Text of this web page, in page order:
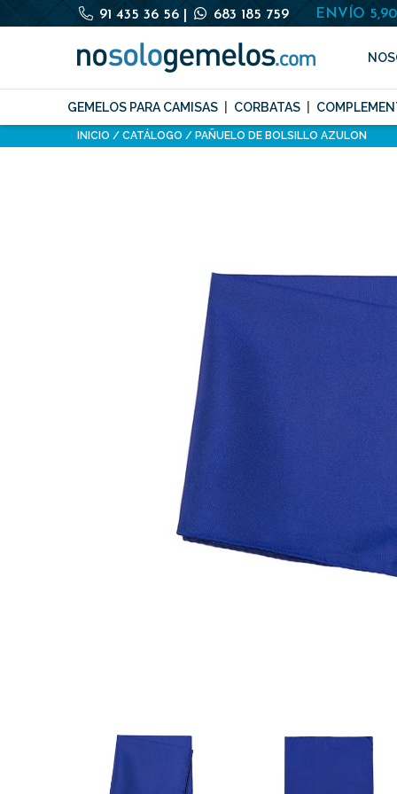
91 435 36 56 683 185 759 ENVÍO
GEMELOS PARA CAMISAS CORBATAS
INICIO CATÁLOGO PAÑUELO DE BOLSILLO AZULON